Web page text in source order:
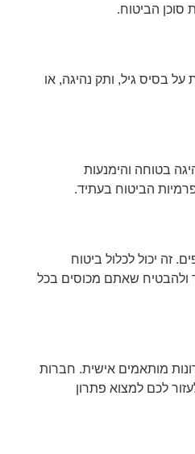
הביטוח.
בסיס גיל, ותק נהיגה, או
בטוחה והימנעות
הביטוח בעתיד.
זה יכול לכלול ביטוח
ולהבטיח שאתם מכוסים בכל
מותאמים אישית. חברות
לכם למצוא פתרון